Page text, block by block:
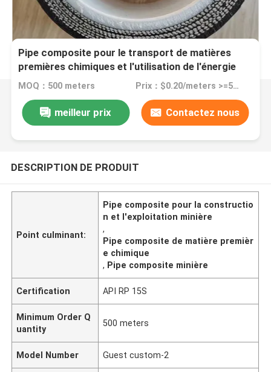
Pipe composite pour le transport de matières
premières chimiques et l'utilisation de l'énergie
MOQ：500 meters Prix：$0.20/meters >=500 meters
meilleur prix Contactez nous
DESCRIPTION DE PRODUIT
Point culminant:
Pipe composite pour la constructio
n et l'exploitation minière
,
Pipe composite de matière premièr
e chimique
, Pipe composite minière
Certification API RP 15S
Minimum Order Q
uantity
500 meters
Model Number Guest custom-2